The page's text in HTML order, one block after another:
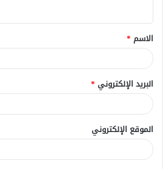
ق
*
الاسم *
البريد الإلكتروني *
الموقع الإلكتروني